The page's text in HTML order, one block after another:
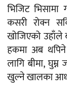
भिजिट
कसरी रोक्न
खोजिएको उहाँले
हकमा अब थपिने
लागि बीमा,
खुल्ने खालका